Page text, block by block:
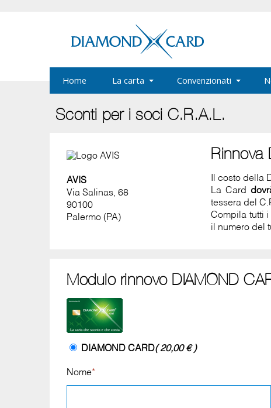
Home La carta Convenzionati
Sconti per i soci C.R.A.L.
AVIS
Via Salinas, 68
90100
Palermo (PA)
Rinnova
Il costo della
La Card
tessera del
Compila tutti
il numero del
Modulo rinnovo DIAMOND
DIAMOND CARD( 20,00 € )
Nome*